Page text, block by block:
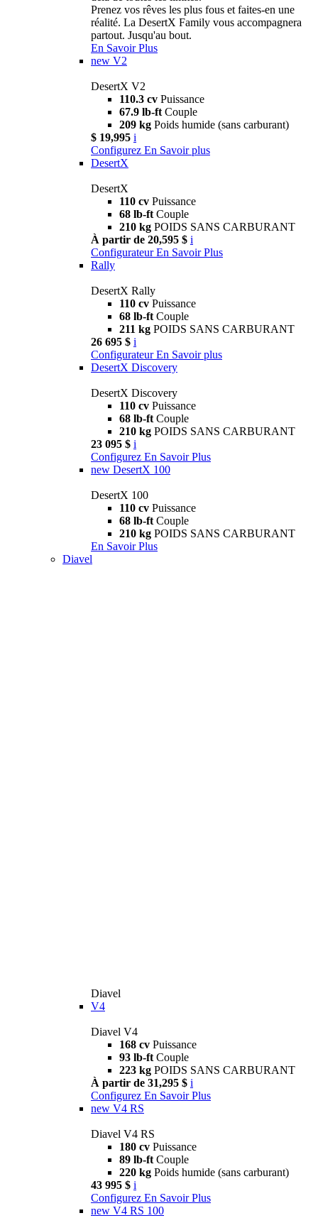
Prenez vos rêves les plus fous et faites-en une
réalité. La DesertX Family vous accompagnera
partout. Jusqu'au bout.
En Savoir Plus
new V2
DesertX V2
110.3 cv Puissance
67.9 lb-ft Couple
209 kg Poids humide (sans carburant)
$ 19,995 i
Configurez En Savoir plus
DesertX
DesertX
110 cv Puissance
68 lb-ft Couple
210 kg POIDS SANS CARBURANT
À partir de 20,595 $ i
Configurateur En Savoir Plus
Rally
DesertX Rally
110 cv Puissance
68 lb-ft Couple
211 kg POIDS SANS CARBURANT
26 695 $ i
Configurateur En Savoir plus
DesertX Discovery
DesertX Discovery
110 cv Puissance
68 lb-ft Couple
210 kg POIDS SANS CARBURANT
23 095 $ i
Configurez En Savoir Plus
new DesertX 100
DesertX 100
110 cv Puissance
68 lb-ft Couple
210 kg POIDS SANS CARBURANT
En Savoir Plus
Diavel
Diavel
V4
Diavel V4
168 cv Puissance
93 lb-ft Couple
223 kg POIDS SANS CARBURANT
À partir de 31,295 $ i
Configurez En Savoir Plus
new V4 RS
Diavel V4 RS
180 cv Puissance
89 lb-ft Couple
220 kg Poids humide (sans carburant)
43 995 $ i
Configurez En Savoir Plus
new V4 RS 100